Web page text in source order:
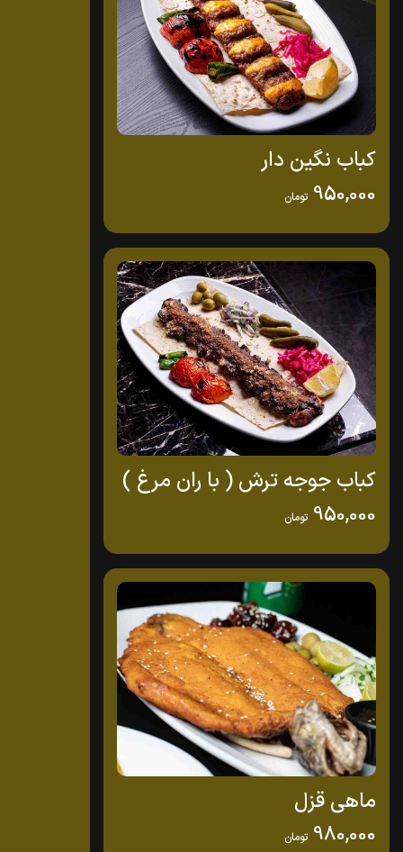
کباب نگین دار
950,000 تومان
کباب جوجه ترش ( با ران مرغ )
950,000 تومان
ماهی قزل
980,000 تومان